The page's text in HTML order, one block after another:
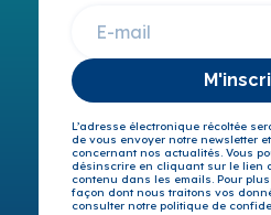
L’adresse électronique récoltée
de vous envoyer notre newsletter
concernant nos actualités. Vous
désinscrire en cliquant sur le lien
contenu dans les emails. Pour
façon dont nous traitons vos
consulter notre politique de